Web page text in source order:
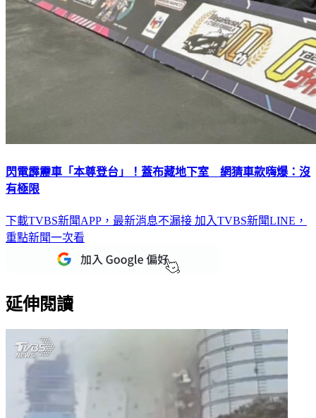
閃電霹靂車「本尊登台」！蓋布藏地下室 網猜車款嗨爆：沒
有極限
下載TVBS新聞APP，最新消息不漏接 加入TVBS新聞LINE，
重點新聞一次看
延伸閱讀